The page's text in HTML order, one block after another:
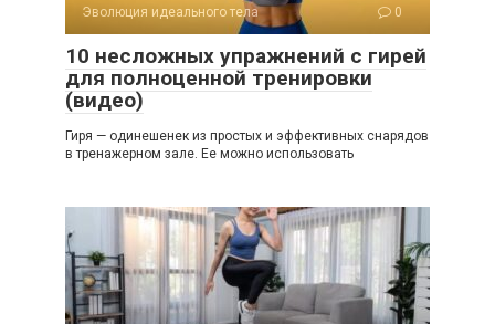
Эволюция идеального тела 0
10 несложных упражнений с гирей
для полноценной тренировки
(видео)
Гиря — одинешенек из простых и эффективных снарядов
в тренажерном зале. Ее можно использовать